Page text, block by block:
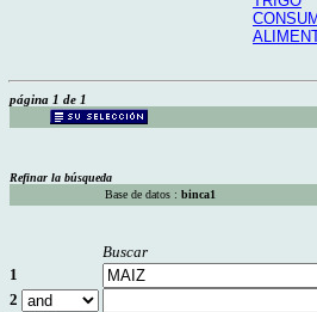
página 1 de 1
Refinar la búsqueda
Base de datos : binca1
Buscar
1
2